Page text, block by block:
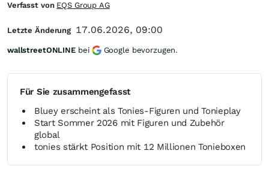
Für Sie zusammengefasst
Bluey erscheint als Tonies-Figuren und Tonieplay
Start Sommer 2026 mit Figuren und Zubehör
global
tonies stärkt Position mit 12 Millionen Tonieboxen
Verfasst von EQS Group AG
Letzte Änderung 17.06.2026, 09:00
wallstreetONLINE bei Google bevorzugen.